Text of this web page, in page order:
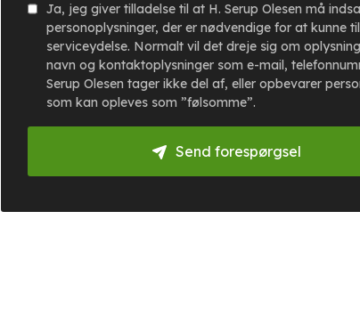
Ja, jeg giver tilladelse til at H. Serup Olesen må
personoplysninger, der er nødvendige for at kunne
serviceydelse. Normalt vil det dreje sig om
navn og kontaktoplysninger som e-mail,
Serup Olesen tager ikke del af, eller opbevarer
som kan opleves som ”følsomme”.
Send forespørgsel